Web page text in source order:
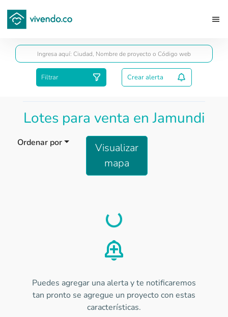
Filtrar Crear alerta
Lotes para venta en Jamundi
Ordenar por
Visualizar
mapa
Load
Puedes agregar una alerta y te notificaremos
tan pronto se agregue un proyecto con estas
características.
Guardar